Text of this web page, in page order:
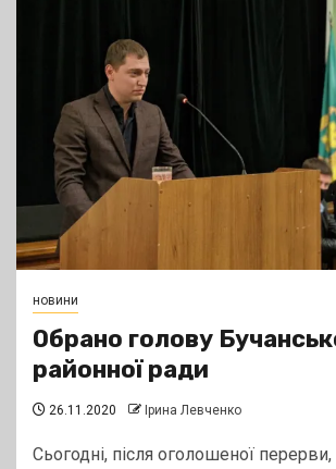
новини
Обрано голову
районної ради
26.11.2020 Ірина Левченко
Сьогодні, після оголошеної